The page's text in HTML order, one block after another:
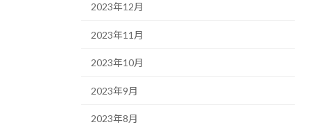
2023年12月
2023年11月
2023年10月
2023年9月
2023年8月